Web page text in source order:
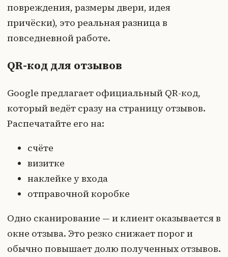
повреждения, размеры двери, идея
причёски), это реальная разница в
повседневной работе.
QR-код для отзывов
Google предлагает официальный QR-код,
который ведёт сразу на страницу отзывов.
Распечатайте его на:
счёте
визитке
наклейке у входа
отправочной коробке
Одно сканирование — и клиент оказывается в
окне отзыва. Это резко снижает порог и
обычно повышает долю полученных отзывов.